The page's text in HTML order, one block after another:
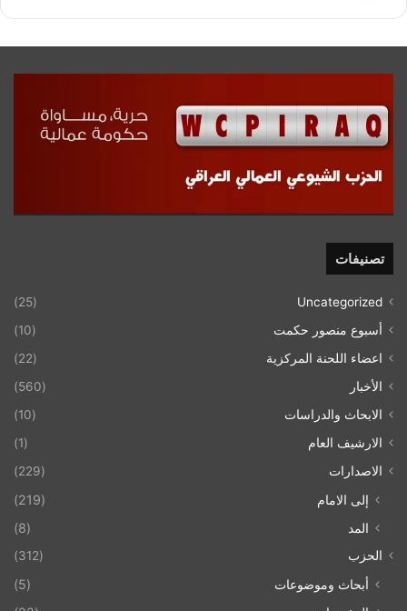
تصنيفات
Uncategorized
(25)
أسبوع منصور حكمت
(10)
اعضاء اللحنة المركزية
(22)
الأخبار
(560)
الابحاث والدراسات
(10)
الارشيف العام
(1)
الاصدارات
(229)
إلى الامام
(219)
المد
(8)
الحزب (312)
أبحاث وموضوعات
(5)